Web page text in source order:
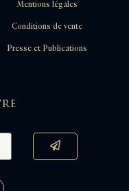
Mentions légales
Conditions de vente
Presse et Publications